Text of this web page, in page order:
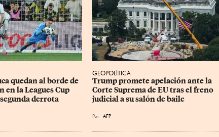
quedan al borde de
en la Leagues Cup
derrota
GEOPOLÍTICA
Trump promete apelación ante la
Corte Suprema de EU tras el freno
judicial a su salón de baile
Por AFP